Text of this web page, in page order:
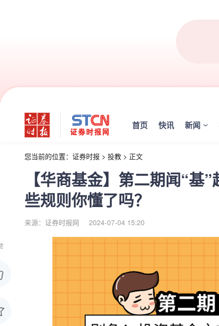
首页 快讯 新闻
您当前的位置： 证券时报 > 投教 > 正文
【华商基金】第二期闻“基
些规则你懂了吗？
来源：证券时报网 2024-07-04 15:20